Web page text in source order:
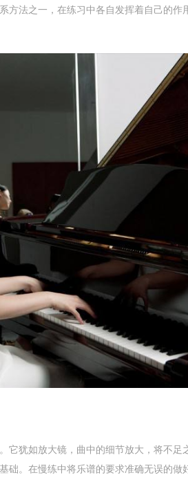
方法之一，在练习中各自发挥着自己的作
犹如放大镜，曲中的细节放大，将不足
础。在慢练中将乐谱的要求准确无误的做